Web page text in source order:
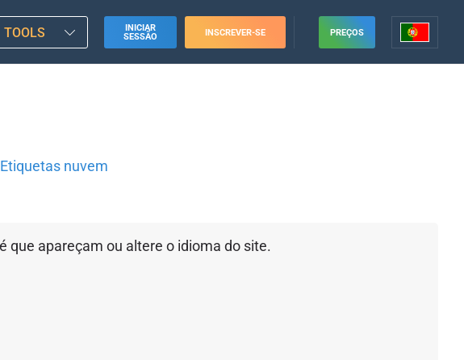
TOOLS
INICIAR
SESSÃO
INSCREVER-SE PREÇOS
Etiquetas nuvem